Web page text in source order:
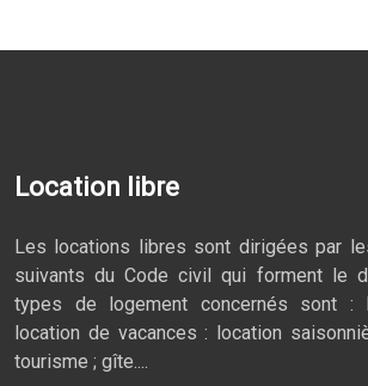
Location libre
Les locations libres sont dirigées par
suivants du Code civil qui forment le
types de logement concernés sont :
location de vacances : location
tourisme ; gîte....